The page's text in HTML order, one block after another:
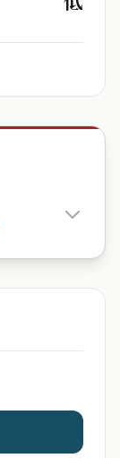
國家藝術